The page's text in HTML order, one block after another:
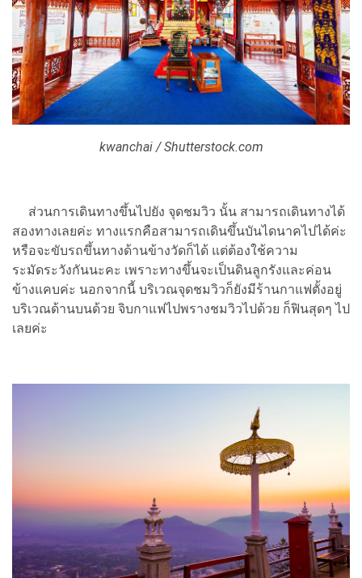
kwanchai / Shutterstock.com
ส่วนการเดินทางขึ้นไปยัง จุดชมวิว นั้น สามารถเดินทางได้
สองทางเลยค่ะ ทางแรกคือสามารถเดินขึ้นบันไดนาคไปได้ค่ะ
หรือจะขับรถขึ้นทางด้านข้างวัดก็ได้ แต่ต้องใช้ความ
ระมัดระวังกันนะคะ เพราะทางขึ้นจะเป็นดินลูกรังและค่อน
ข้างแคบค่ะ นอกจากนี้ บริเวณจุดชมวิวก็ยังมีร้านกาแฟตั้งอยู่
บริเวณด้านบนด้วย จิบกาแฟไปพรางชมวิวไปด้วย ก็ฟินสุดๆ ไป
เลยค่ะ